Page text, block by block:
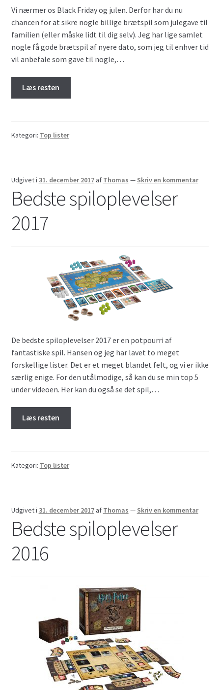
Vi nærmer os Black Friday og julen. Derfor har du nu
chancen for at sikre nogle billige brætspil som julegave til
familien (eller måske lidt til dig selv). Jeg har lige samlet
nogle få gode brætspil af nyere dato, som jeg til enhver tid
vil anbefale som gave til nogle,…
Læs resten
Kategori: Top lister
Udgivet i 31. december 2017 af Thomas — Skriv en kommentar
Bedste spiloplevelser
2017
De bedste spiloplevelser 2017 er en potpourri af
fantastiske spil. Hansen og jeg har lavet to meget
forskellige lister. Det er et meget blandet felt, og vi er ikke
særlig enige. For den utålmodige, så kan du se min top 5
under videoen. Her kan du også se det spil,…
Læs resten
Kategori: Top lister
Udgivet i 31. december 2017 af Thomas — Skriv en kommentar
Bedste spiloplevelser
2016